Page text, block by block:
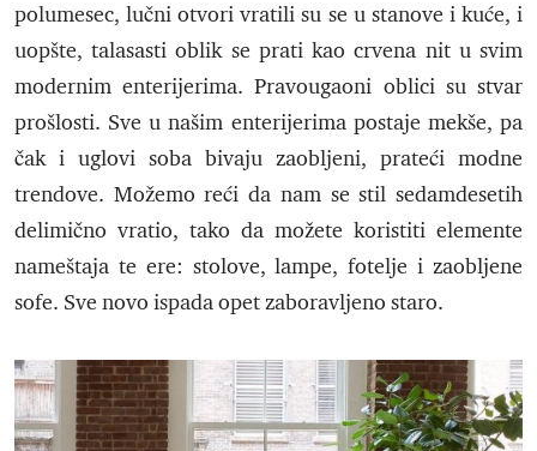
polumesec, lučni otvori vratili su se u stanove i kuće, i
uopšte, talasasti oblik se prati kao crvena nit u svim
modernim enterijerima. Pravougaoni oblici su stvar
prošlosti. Sve u našim enterijerima postaje mekše, pa
čak i uglovi soba bivaju zaobljeni, prateći modne
trendove. Možemo reći da nam se stil sedamdesetih
delimično vratio, tako da možete koristiti elemente
nameštaja te ere: stolove, lampe, fotelje i zaobljene
sofe. Sve novo ispada opet zaboravljeno staro.